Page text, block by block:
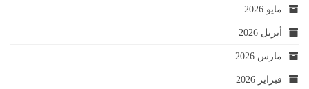
مايو 2026
أبريل 2026
مارس 2026
فبراير 2026